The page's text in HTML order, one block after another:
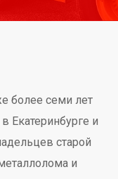
более семи лет
Екатеринбурге и
старой
и